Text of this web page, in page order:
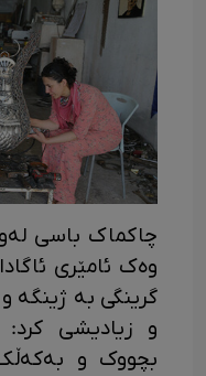
چاکماک باسی
وەک ئامێری
گرینگی بە
و زیادیشی
بچووک و